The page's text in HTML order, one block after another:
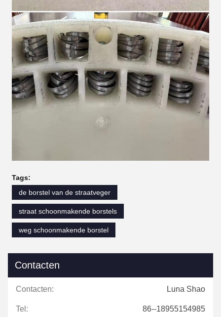
Tags:
de borstel van de straatveger
straat schoonmakende borstels
weg schoonmakende borstel
Contacten
Contacten: Luna Shao
Tel: 86--18955154985